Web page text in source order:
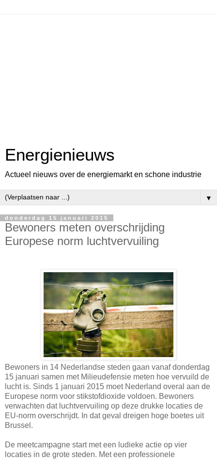
Energienieuws
Actueel nieuws over de energiemarkt en schone industrie
▼
donderdag 15 januari 2015
Bewoners meten overschrijding
Europese norm luchtvervuiling
Bewoners in 14 Nederlandse steden gaan vanaf donderdag
15 januari samen met Milieudefensie meten hoe vervuild de
lucht is. Sinds 1 januari 2015 moet Nederland overal aan de
Europese norm voor stikstofdioxide voldoen. Bewoners
verwachten dat luchtvervuiling op deze drukke locaties de
EU-norm overschrijdt. In dat geval dreigen hoge boetes uit
Brussel.
De meetcampagne start met een ludieke actie op vier
locaties in de grote steden. Met een professionele